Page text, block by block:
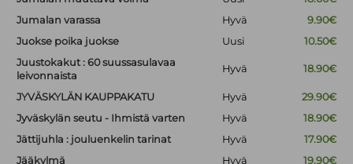
Jumalan varassa
Hyvä
9.90€
Juokse poika juokse
Uusi
10.50€
Juustokakut : 60 suussasulavaa
leivonnaista
Hyvä 18.90€
JYVÄSKYLÄN KAUPPAKATU Hyvä
29.90€
Jyväskylän seutu - Ihmistä varten
Hyvä
18.90€
Jättijuhla : jouluenkelin tarinat
Hyvä
17.90€
Jääkylmä
Hyvä
19.90€